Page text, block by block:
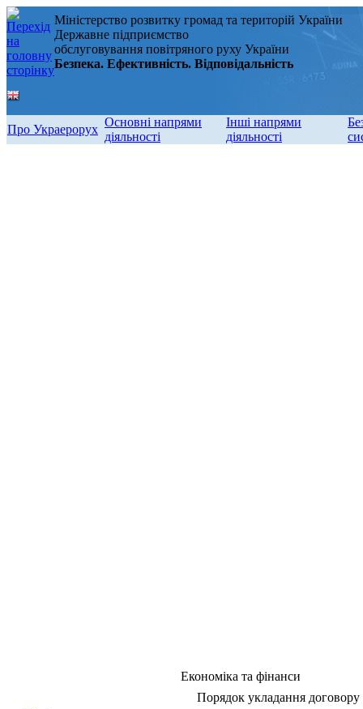
Міністерство розвитку громад та територій України
Державне підприємство
обслуговування повітряного руху України
Безпека. Ефективність. Відповідальність
Про Украерорух
Основні напрями
діяльності
Інші напрями
діяльності
Економіка та фінанси
Порядок укладання